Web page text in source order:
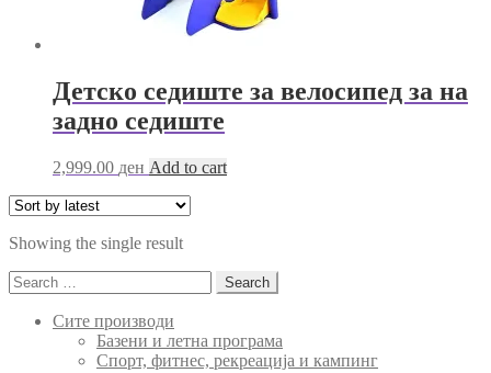
Детско седиште за велосипед за на
задно седиште
2,999.00 ден Add to cart
Showing the single result
Search
for:
Сите производи
Базени и летна програма
Спорт, фитнес, рекреација и кампинг